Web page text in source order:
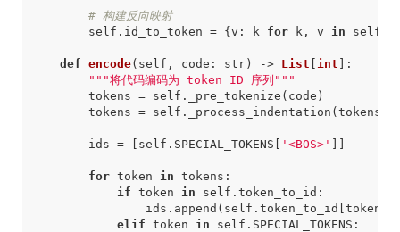
# 构建反向映射
self . id_to_token = {v : k for k , v in self
def encode( self , code : str) -> List [ int ]:
"""将代码编码为 token ID 序列"""
tokens = self . _pre_tokenize ( code )
tokens = self . _process_indentation (tokens
ids = [ self . SPECIAL_TOKENS [ '<BOS>' ]]
for token in tokens :
if token in self . token_to_id :
ids . append ( self . token_to_id [token
elif token in self . SPECIAL_TOKENS :